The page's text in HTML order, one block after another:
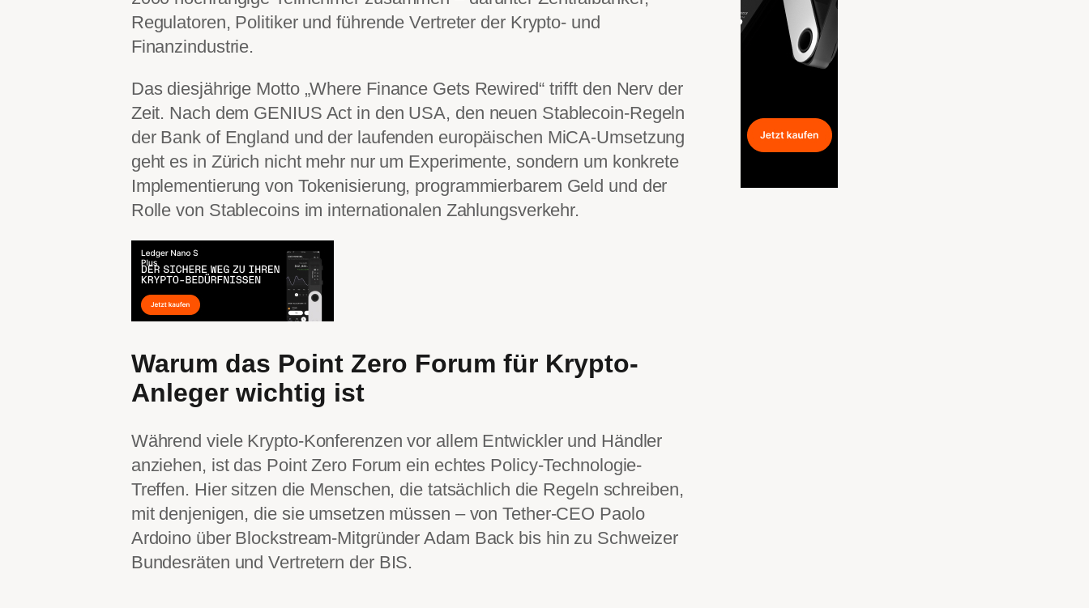
Regulatoren, Politiker und führende Vertreter der Krypto- und
Finanzindustrie.
Das diesjährige Motto „Where Finance Gets Rewired“ trifft den Nerv der
Zeit. Nach dem GENIUS Act in den USA, den neuen Stablecoin-Regeln
der Bank of England und der laufenden europäischen MiCA-Umsetzung
geht es in Zürich nicht mehr nur um Experimente, sondern um konkrete
Implementierung von Tokenisierung, programmierbarem Geld und der
Rolle von Stablecoins im internationalen Zahlungsverkehr.
Warum das Point Zero Forum für Krypto-
Anleger wichtig ist
Während viele Krypto-Konferenzen vor allem Entwickler und Händler
anziehen, ist das Point Zero Forum ein echtes Policy-Technologie-
Treffen. Hier sitzen die Menschen, die tatsächlich die Regeln schreiben,
mit denjenigen, die sie umsetzen müssen – von Tether-CEO Paolo
Ardoino über Blockstream-Mitgründer Adam Back bis hin zu Schweizer
Bundesräten und Vertretern der BIS.